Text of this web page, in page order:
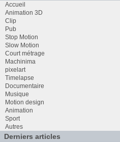
Accueil
Animation 3D
Clip
Pub
Stop Motion
Slow Motion
Court métrage
Machinima
pixelart
Timelapse
Documentaire
Musique
Motion design
Animation
Sport
Autres
Derniers articles